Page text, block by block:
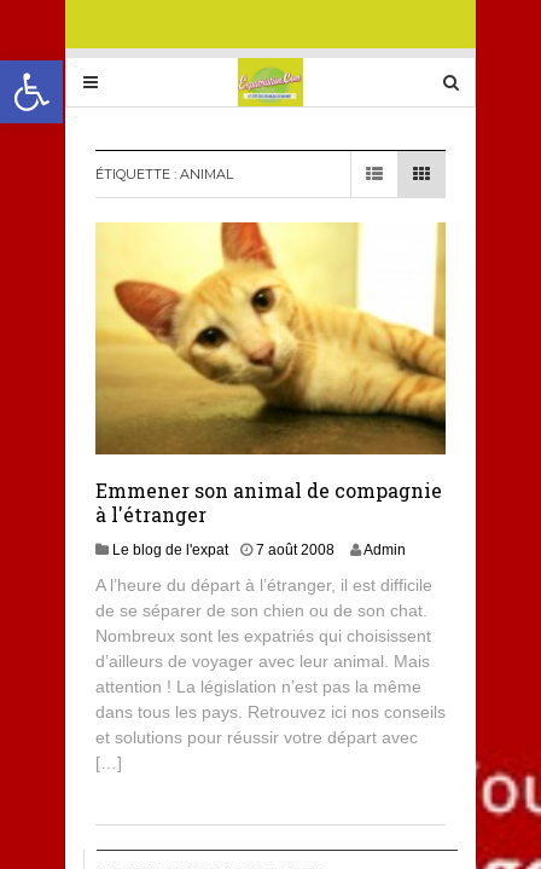
Ouvrir la barre d’outils
ÉTIQUETTE : ANIMAL
Emmener son animal de compagnie
à l'étranger
Le blog de l'expat 7 août 2008 Admin
A l’heure du départ à l’étranger, il est difficile
de se séparer de son chien ou de son chat.
Nombreux sont les expatriés qui choisissent
d’ailleurs de voyager avec leur animal. Mais
attention ! La législation n’est pas la même
dans tous les pays. Retrouvez ici nos conseils
et solutions pour réussir votre départ avec
[…]